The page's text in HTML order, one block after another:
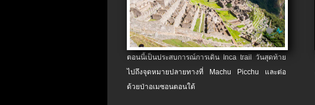
ตอนนี้เป็นประสบการณ์การเดิน Inca trail วันสุดท้าย
ไปถึงจุดหมายปลายทางที่ Machu Picchu และต่อ
ด้วยป่าอเมซอนตอนใต้